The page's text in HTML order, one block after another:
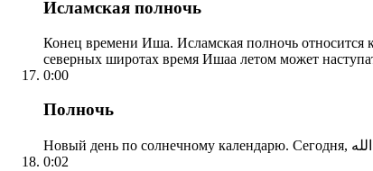
Исламская полночь
Конец времени Иша. Исламская полночь относится
северных широтах время Ишаа летом может
0:00
Полночь
0:02